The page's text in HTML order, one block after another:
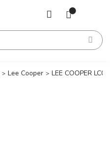
Lee Cooper LEE COOPER